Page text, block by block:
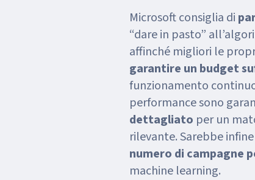
Microsoft consiglia di
“dare in pasto”
affinché migliori le
garantire un budget
funzionamento
performance sono
dettagliato per un
rilevante. Sarebbe
numero di campagne
machine learning.